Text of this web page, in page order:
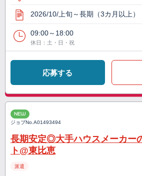
2026/10/上旬～長期（3カ月以上）
09:00～18:00
休日：土・日・祝
応募する
NEW
ジョブNo.A01493494
長期安定◎大手ハウスメーカー
ト@東比恵
派遣